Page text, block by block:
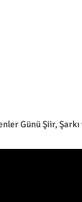
Günü Şiir,